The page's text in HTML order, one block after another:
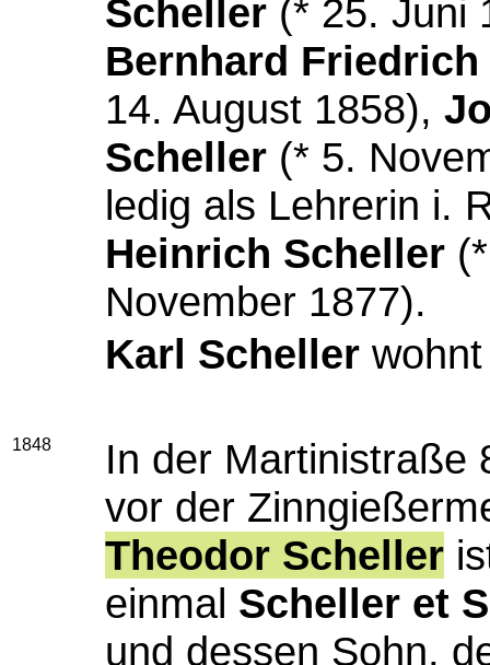
Scheller (* 25. Juni
Bernhard
14. August 1858),
Scheller (* 5.
ledig als Lehrerin i.
Heinrich Scheller
November 1877).
Karl Scheller
1848
In der Martinistraße
vor der
Theodor Scheller
einmal Scheller et
und dessen Sohn,